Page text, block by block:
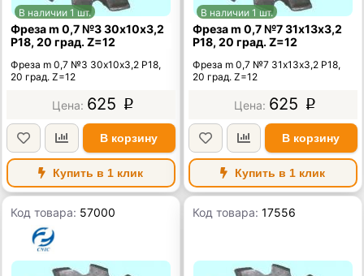
В наличии 1 шт.
Фреза m 0,7 №3 30х10х3,2
Р18, 20 град. Z=12
Фреза m 0,7 №3 30х10х3,2 Р18,
20 град. Z=12
625 p
В корзину
Купить в 1 клик
В наличии 1 шт.
Фреза m 0,7 №7 31х13х3,2
Р18, 20 град. Z=12
Фреза m 0,7 №7 31х13х3,2 Р18,
20 град. Z=12
625 p
В корзину
Купить в 1 клик
Код товара: 57000 Код товара:17556